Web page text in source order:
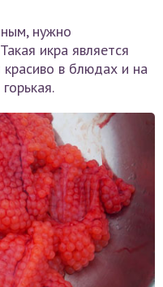
нужно
икра является
красиво в блюдах и на